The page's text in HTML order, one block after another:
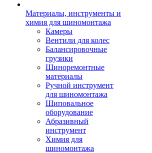
Материалы, инструменты и
химия для шиномонтажа
Камеры
Вентили для колес
Балансировочные
грузики
Шиноремонтные
материалы
Ручной инструмент
для шиномонтажа
Шиповальное
оборудование
Абразивный
инструмент
Химия для
шиномонтажа